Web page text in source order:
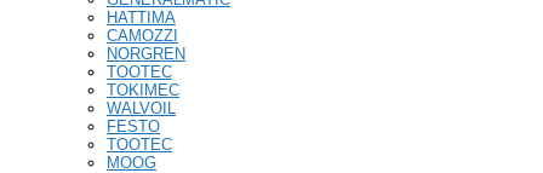
HATTIMA
CAMOZZI
NORGREN
TOOTEC
TOKIMEC
WALVOIL
FESTO
TOOTEC
MOOG